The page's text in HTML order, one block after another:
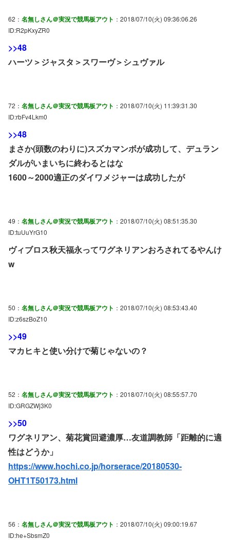
62： 名無しさん＠実況で競馬板アウト ：2018/07/10(火) 09:36:06.26
ID:R2pKxyZR0
>>48
ハーツ＞ジャスタ＞スワーヴ＞シュヴァル
72： 名無しさん＠実況で競馬板アウト ：2018/07/10(火) 11:39:31.30
ID:rbFv4Lkm0
>>48
まさか(頭数のわりに)スズカマンボが成功して、デュラン
ダルがいまいちに終わるとはな
1600～2000適正のダイワメジャーは成功したが
49： 名無しさん＠実況で競馬板アウト ：2018/07/10(火) 08:51:35.30
ID:tuUuYrG10
ヴィブロス秋天福永ってワグネリアンおろされてるやんけ
w
50： 名無しさん＠実況で競馬板アウト ：2018/07/10(火) 08:53:43.40
ID:z6szBoZ10
>>49
マカヒキと使い分けで菊じゃないの？
52： 名無しさん＠実況で競馬板アウト ：2018/07/10(火) 08:55:57.70
ID:GRGZWj3K0
>>50
ワグネリアン、菊花賞回避濃厚…友道調教師「距離的に適
性はどうか」
https://www.hochi.co.jp/horserace/20180530-
OHT1T50173.html
56： 名無しさん＠実況で競馬板アウト ：2018/07/10(火) 09:00:19.67
ID:he+SbsmZ0